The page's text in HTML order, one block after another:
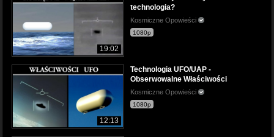
19:02
technologia?
Kosmiczne Opowieści
1080p
12:13
Technologia UFO/UAP -
Obserwowalne Właściwości
Kosmiczne Opowieści
1080p